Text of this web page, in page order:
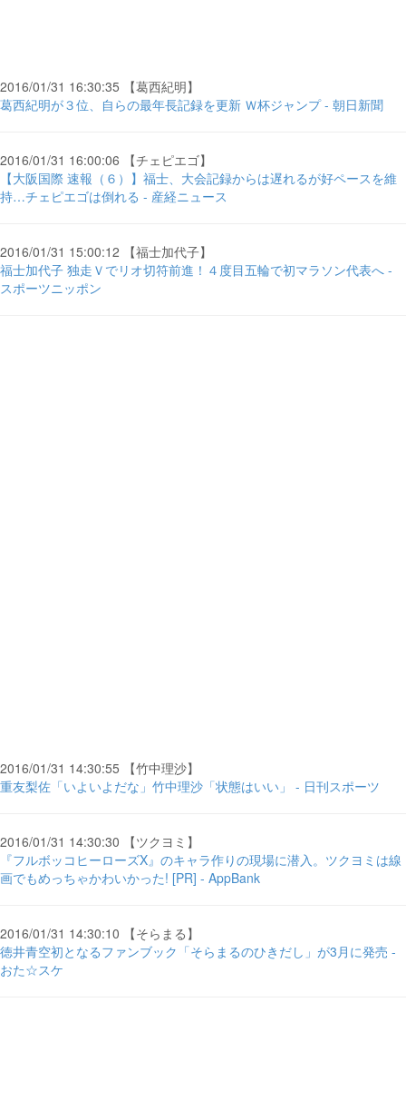
2016/01/31 16:30:35 【葛西紀明】
葛西紀明が３位、自らの最年長記録を更新 Ｗ杯ジャンプ - 朝日新聞
2016/01/31 16:00:06 【チェピエゴ】
【大阪国際 速報（６）】福士、大会記録からは遅れるが好ペースを維
持…チェピエゴは倒れる - 産経ニュース
2016/01/31 15:00:12 【福士加代子】
福士加代子 独走Ｖでリオ切符前進！４度目五輪で初マラソン代表へ -
スポーツニッポン
2016/01/31 14:30:55 【竹中理沙】
重友梨佐「いよいよだな」竹中理沙「状態はいい」 - 日刊スポーツ
2016/01/31 14:30:30 【ツクヨミ】
『フルボッコヒーローズX』のキャラ作りの現場に潜入。ツクヨミは線
画でもめっちゃかわいかった! [PR] - AppBank
2016/01/31 14:30:10 【そらまる】
徳井青空初となるファンブック「そらまるのひきだし」が3月に発売 -
おた☆スケ